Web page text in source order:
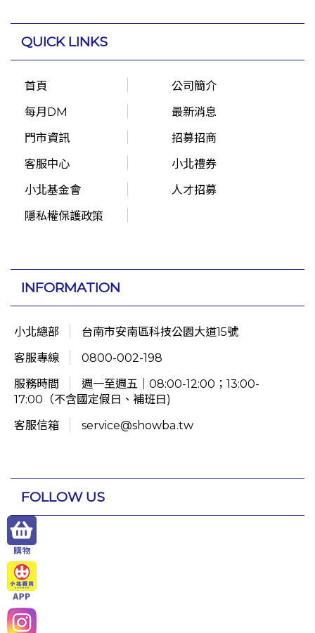
QUICK LINKS
首頁
公司簡介
每月DM
最新消息
門市資訊
招募招商
客服中心
小北禮券
小北基金會
人才招募
隱私權保護政策
INFORMATION
小北總部
台南市安南區科技公園大道15號
客服專線
0800-002-198
服務時間
週一至週五｜08:00-12:00；13:00-
17:00（不含國定假日、補班日)
客服信箱
service@showba.tw
FOLLOW US